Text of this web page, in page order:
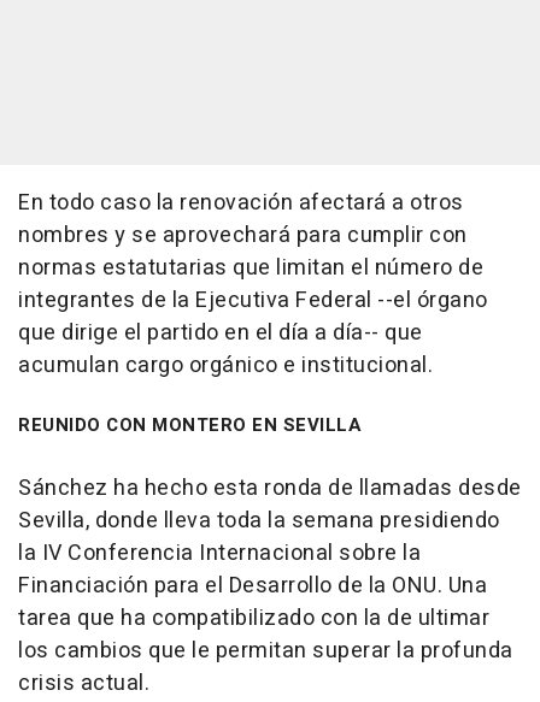
En todo caso la renovación afectará a otros
nombres y se aprovechará para cumplir con
normas estatutarias que limitan el número de
integrantes de la Ejecutiva Federal --el órgano
que dirige el partido en el día a día-- que
acumulan cargo orgánico e institucional.
REUNIDO CON MONTERO EN SEVILLA
Sánchez ha hecho esta ronda de llamadas desde
Sevilla, donde lleva toda la semana presidiendo
la IV Conferencia Internacional sobre la
Financiación para el Desarrollo de la ONU. Una
tarea que ha compatibilizado con la de ultimar
los cambios que le permitan superar la profunda
crisis actual.